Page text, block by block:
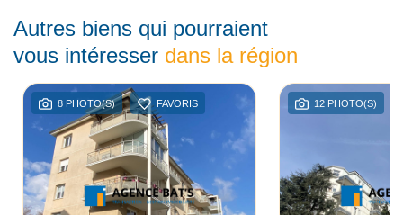
Autres biens qui pourraient
vous intéresser dans la région
8 PHOTO(S) FAVORIS 12 PHOTO(S)